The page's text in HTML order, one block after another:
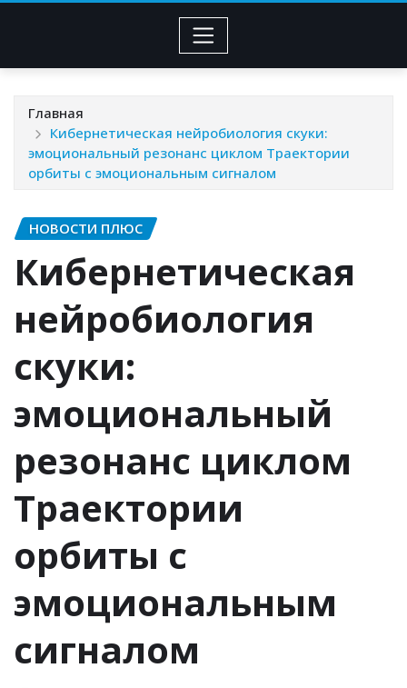
Главная
Кибернетическая нейробиология скуки:
эмоциональный резонанс циклом Траектории
орбиты с эмоциональным сигналом
НОВОСТИ ПЛЮС
Кибернетическая
нейробиология
скуки:
эмоциональный
резонанс циклом
Траектории
орбиты с
эмоциональным
сигналом